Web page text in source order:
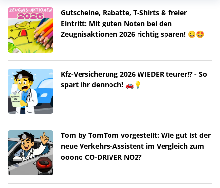
Gutscheine, Rabatte, T-Shirts & freier
Eintritt: Mit guten Noten bei den
Zeugnisaktionen 2026 richtig sparen! 😀🤩
Kfz-Versicherung 2026 WIEDER teurer!? - So
spart ihr dennoch! 🚗💡
Tom by TomTom vorgestellt: Wie gut ist der
neue Verkehrs-Assistent im Vergleich zum
ooono CO-DRIVER NO2?